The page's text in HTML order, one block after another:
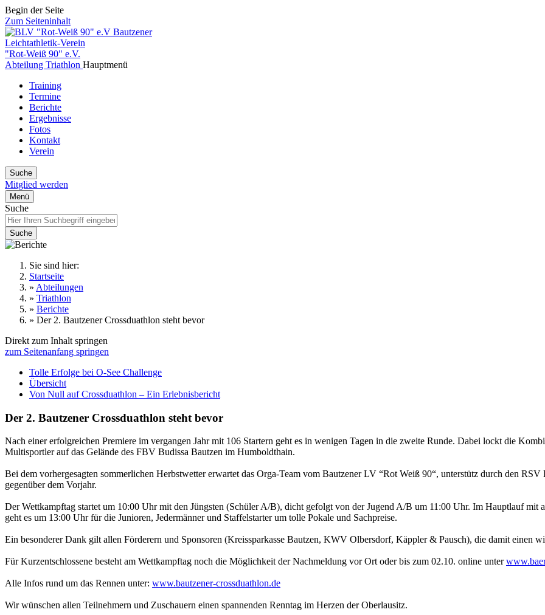
Begin der Seite
Zum Seiteninhalt
Bautzener
Leichtathletik-Verein
"Rot-Weiß 90" e.V.
Abteilung Triathlon Hauptmenü
Training
Termine
Berichte
Ergebnisse
Fotos
Kontakt
Verein
Suche
Mitglied werden
Menü
Suche
Suche
Sie sind hier:
Startseite
» Abteilungen
» Triathlon
» Berichte
» Der 2. Bautzener Crossduathlon steht bevor
Direkt zum Inhalt springen
zum Seitenanfang springen
Tolle Erfolge bei O-See Challenge
Übersicht
Von Null auf Crossduathlon – Ein Erlebnisbericht
Der 2. Bautzener Crossduathlon steht bevor
Nach einer erfolgreichen Premiere im vergangen Jahr mit 106 Startern geht es in wenigen Tagen in die zweite Runde. Dabei lockt die
Multisportler auf das Gelände des FBV Budissa Bautzen im Humboldthain.
Bei dem vorhergesagten sommerlichen Herbstwetter erwartet das Orga-Team vom Bautzener LV “Rot Weiß 90“, unterstütz durch den
gegenüber dem Vorjahr.
Der Wettkampftag startet um 10:00 Uhr mit den Jüngsten (Schüler A/B), dicht gefolgt von der Jugend A/B um 11:00 Uhr. Im Hauptlauf mit
geht es um 13:00 Uhr für die Junioren, Jedermänner und Staffelstarter um tolle Pokale und Sachpreise.
Ein besonderer Dank gilt allen Förderern und Sponsoren (Kreissparkasse Bautzen, KWV Olbersdorf, Käppler & Pausch), die damit einen
Für Kurzentschlossene besteht am Wettkampftag noch die Möglichkeit der Nachmeldung vor Ort oder bis zum 02.10. online unter
Alle Infos rund um das Rennen unter: www.bautzener-crossduathlon.de
Wir wünschen allen Teilnehmern und Zuschauern einen spannenden Renntag im Herzen der Oberlausitz.